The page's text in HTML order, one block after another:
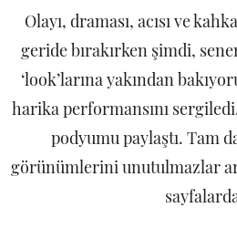
Olayı, draması, acısı ve
geride bırakırken şimdi,
‘look’larına yakından
harika performansını
podyumu paylaştı. Tam
görünümlerini unutulmazlar